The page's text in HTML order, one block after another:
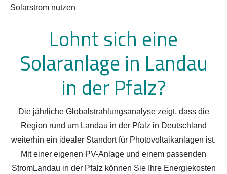
Lohnt sich eine
Solaranlage in Landau
in der Pfalz?
Die jährliche Globalstrahlungsanalyse zeigt, dass die
Region rund um Landau in der Pfalz in Deutschland
weiterhin ein idealer Standort für Photovoltaikanlagen ist.
Mit einer eigenen PV-Anlage und einem passenden
StromLandau in der Pfalz können Sie Ihre Energiekosten